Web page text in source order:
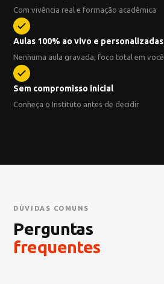
Com vivência real e formação acadêmica
Aulas 100% ao vivo e personalizadas
Nenhuma aula gravada, foco total em você
Sem compromisso inicial
Conheça o Instituto antes de decidir
DÚVIDAS COMUNS
Perguntas
frequentes